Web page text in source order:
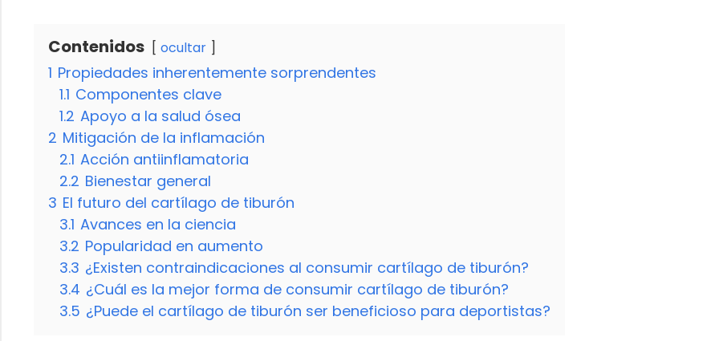
Contenidos ocultar
1 Propiedades inherentemente sorprendentes
1.1 Componentes clave
1.2 Apoyo a la salud ósea
2 Mitigación de la inflamación
2.1 Acción antiinflamatoria
2.2 Bienestar general
3 El futuro del cartílago de tiburón
3.1 Avances en la ciencia
3.2 Popularidad en aumento
3.3 ¿Existen contraindicaciones al consumir cartílago de tiburón?
3.4 ¿Cuál es la mejor forma de consumir cartílago de tiburón?
3.5 ¿Puede el cartílago de tiburón ser beneficioso para deportistas?